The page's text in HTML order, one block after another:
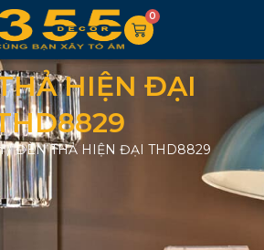
0
HIỆN ĐẠI
/ĐÈN THẢ HIỆN ĐẠI THD8829